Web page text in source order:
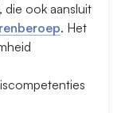
die ook aansluit
. Het